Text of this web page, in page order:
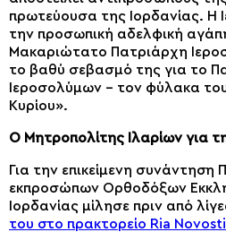
πρωτεύουσα της Ιορδανίας. Η
την προσωπική αδελφική
Μακαριώτατο Πατριάρχη
το βαθύ σεβασμό της για το
Ιεροσολύμων – τον φύλακα
Κυρίου».
O Μητροπολίτης Ιλαρίων για
Για την επικείμενη συνάντηση
εκπροσώπων Ορθοδόξων
Ιορδανίας μίλησε πριν από
του στο πρακτορείο Ria Novosti